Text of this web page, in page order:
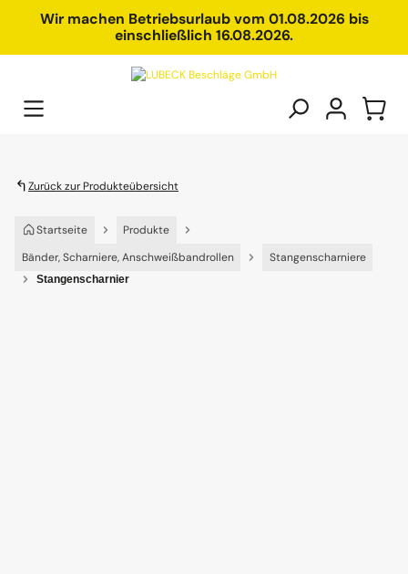
springenWir machen Betriebsurlaub vom 01.08.2026 bis
einschließlich 16.08.2026.
Zurück zur Produkteübersicht
Startseite
Produkte
Bänder, Scharniere, Anschweißbandrollen
Stangenscharniere
Stangenscharnier